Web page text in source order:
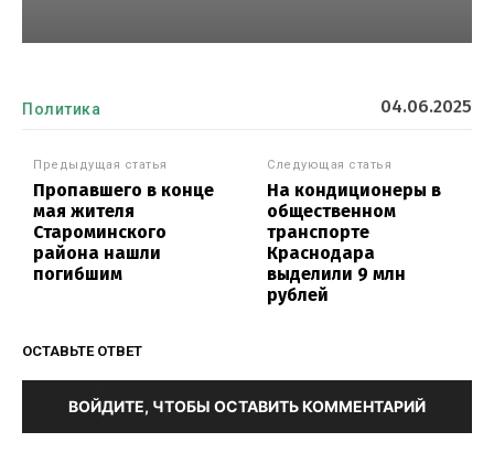
Политика 04.06.2025
Предыдущая статья
Пропавшего в конце
мая жителя
Староминского
района нашли
погибшим
Следующая статья
На кондиционеры в
общественном
транспорте
Краснодара
выделили 9 млн
рублей
ОСТАВЬТЕ ОТВЕТ
ВОЙДИТЕ, ЧТОБЫ ОСТАВИТЬ КОММЕНТАРИЙ